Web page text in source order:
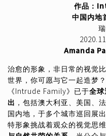
作品：
中国内地
Amanda
治愈的形象，非日常的视觉
世界，你可愿与它一起造梦
《Intrude Family》已于全
出 ，包括澳大利亚、美国、
国内地，于多个城市巡回展
特形象挑战着观众的视觉思